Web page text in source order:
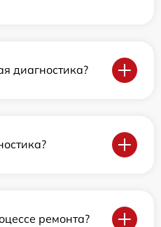
диагностика?
ремонта?